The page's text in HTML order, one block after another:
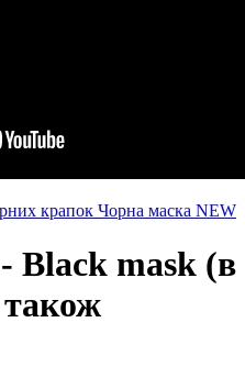
крапок Чорна маска NEW
Black mask (в